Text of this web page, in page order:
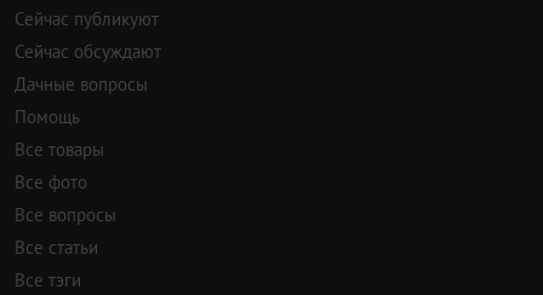
Сейчас публикуют
Сейчас обсуждают
Дачные вопросы
Помощь
Все товары
Все фото
Все вопросы
Все статьи
Все тэги